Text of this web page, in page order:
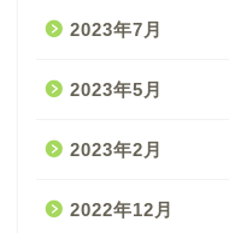
2023年7月
2023年5月
2023年2月
2022年12月